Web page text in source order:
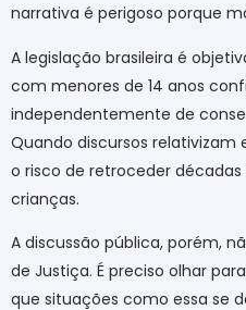
narrativa é perigoso porque
A legislação brasileira é
com menores de 14 anos
independentemente de
Quando discursos relativizam
o risco de retroceder
crianças.
A discussão pública, porém,
de Justiça. É preciso olhar
que situações como essa se